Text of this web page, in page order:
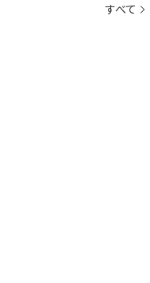
すべて